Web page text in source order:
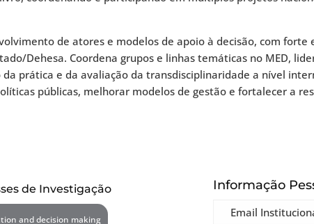
de atores e modelos de apoio à decisão, com
Dehesa. Coordena grupos e linhas temáticas no MED,
prática e da avaliação da transdisciplinaridade a nível
públicas, melhorar modelos de gestão e fortalecer a
de Investigação
and decision making
Informação
Email